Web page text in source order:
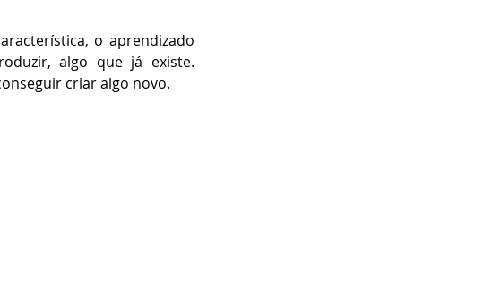
o aprendizado
algo que já existe.
criar algo novo.